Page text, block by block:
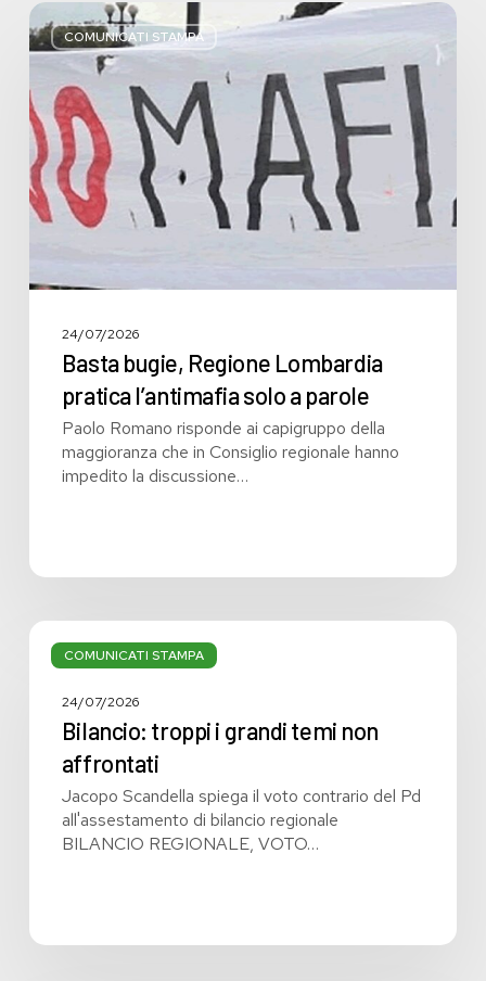
COMUNICATI STAMPA
Basta
bugie,
Regione
Lombardia
pratica
l’antimafia
solo
a
parole
24/07/2026
Basta bugie, Regione Lombardia
pratica l’antimafia solo a parole
Paolo Romano risponde ai capigruppo della
maggioranza che in Consiglio regionale hanno
impedito la discussione…
COMUNICATI STAMPA
Bilancio:
troppi
grandi
affrontati
24/07/2026
Bilancio: troppi i grandi temi non
affrontati
Jacopo Scandella spiega il voto contrario del Pd
all'assestamento di bilancio regionale
BILANCIO REGIONALE, VOTO…